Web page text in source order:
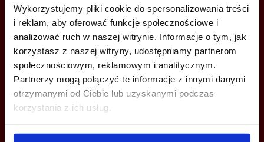
Wykorzystujemy pliki cookie do spersonalizowania treści
i reklam, aby oferować funkcje społecznościowe i
analizować ruch w naszej witrynie. Informacje o tym, jak
korzystasz z naszej witryny, udostępniamy partnerom
społecznościowym, reklamowym i analitycznym.
Partnerzy mogą połączyć te informacje z innymi danymi
otrzymanymi od Ciebie lub uzyskanymi podczas
korzystania z ich usług.
+48 660 661 183
wroclaw@bazabiur.pl
Z TOBĄ